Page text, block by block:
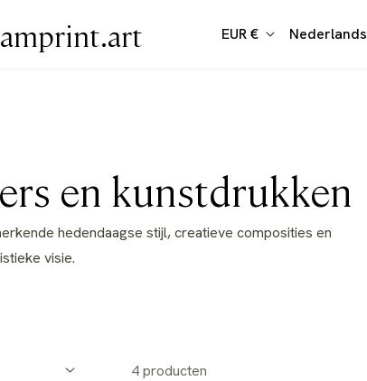
EUR € Nederlands
en kunstdrukken
hedendaagse stijl, creatieve composities en
visie.
4 producten